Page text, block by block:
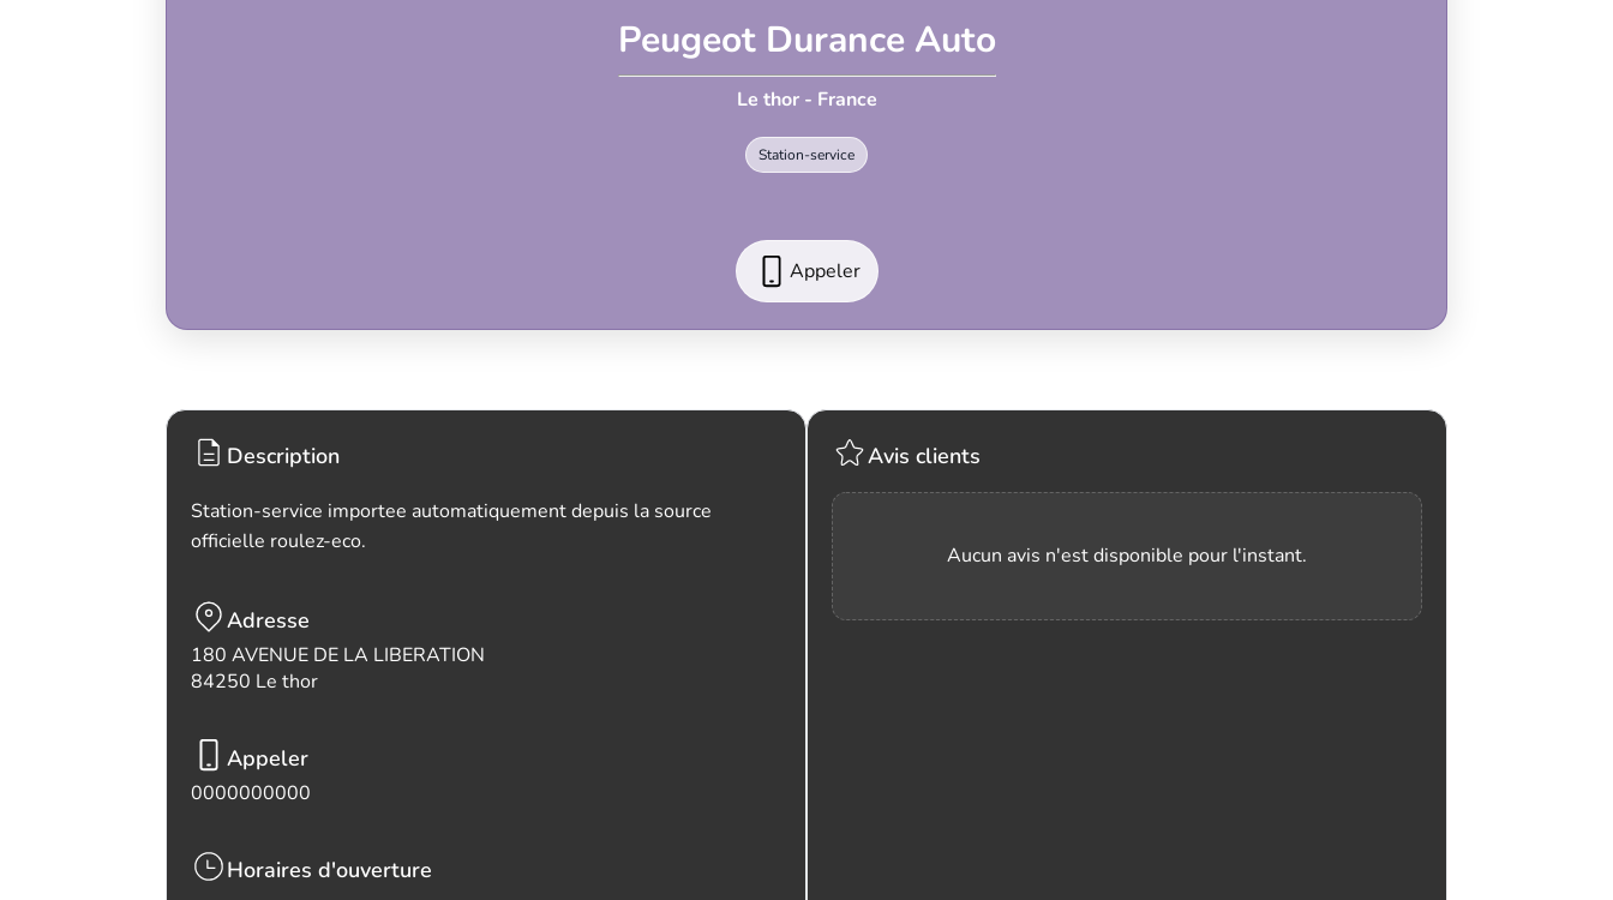
Peugeot Durance Auto
Le thor - France
Station-service
Appeler
Description
Station-service importee automatiquement depuis la source
officielle roulez-eco.
Adresse
180 AVENUE DE LA LIBERATION
84250 Le thor
Appeler
0000000000
Horaires d'ouverture
Avis clients
Aucun avis n'est disponible pour l'instant.